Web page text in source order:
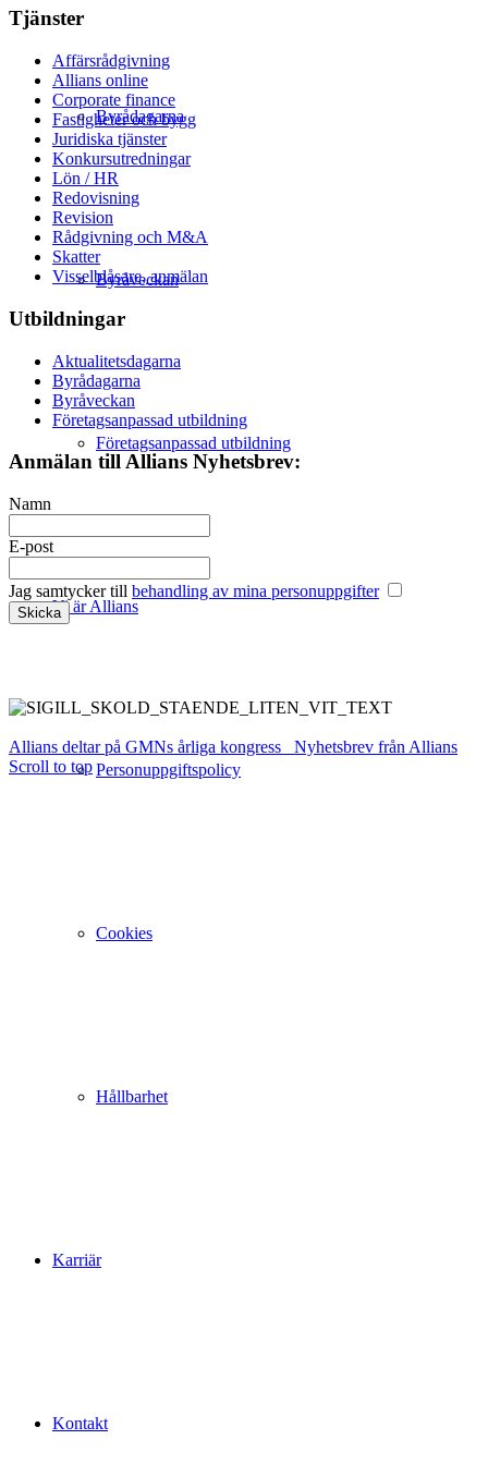
Byrådagarna
Byråveckan
Företagsanpassad utbildning
Vi är Allians
Personuppgiftspolicy
Cookies
Hållbarhet
Karriär
Kontakt
Tjänster
Affärsrådgivning
Allians online
Corporate finance
Fastigheter och bygg
Juridiska tjänster
Konkursutredningar
Lön / HR
Redovisning
Revision
Rådgivning och M&A
Skatter
Visselblåsare, anmälan
Utbildningar
Aktualitetsdagarna
Byrådagarna
Byråveckan
Företagsanpassad utbildning
Anmälan till Allians Nyhetsbrev:
Namn
E-post
Jag samtycker till behandling av mina personuppgifter
Allians deltar på GMNs årliga kongress
Nyhetsbrev från Allians
Scroll to top